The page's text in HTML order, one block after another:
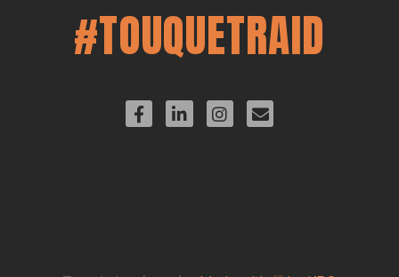
#TOUQUETRAID